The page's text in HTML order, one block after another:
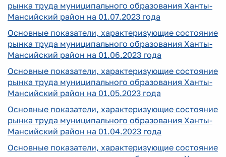
рынка труда муниципального образования Ханты-
Мансийский район на 01.07.2023 года
Основные показатели, характеризующие состояние
рынка труда муниципального образования Ханты-
Мансийский район на 01.06.2023 года
Основные показатели, характеризующие состояние
рынка труда муниципального образования Ханты-
Мансийский район на 01.05.2023 года
Основные показатели, характеризующие состояние
рынка труда муниципального образования Ханты-
Мансийский район на 01.04.2023 года
Основные показатели, характеризующие состояние